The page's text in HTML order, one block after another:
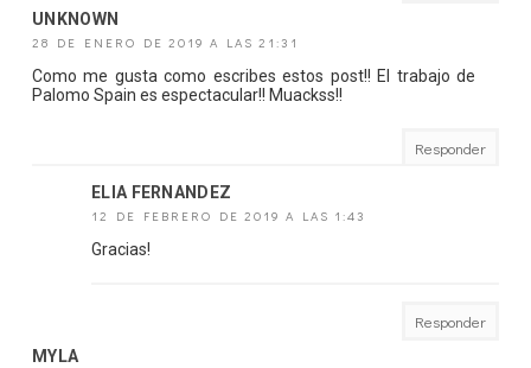
UNKNOWN
28 DE ENERO DE 2019 A LAS 21:31
Como me gusta como escribes estos post!! El trabajo de
Palomo Spain es espectacular!! Muackss!!
Responder
ELIA FERNANDEZ
12 DE FEBRERO DE 2019 A LAS 1:43
Gracias!
Responder
MYLA